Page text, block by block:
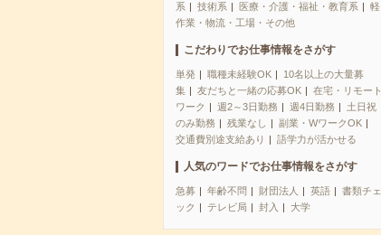
系
技術系 医療・介護・福祉・教育系
軽
作業・物流・工場・その他
こだわりでお仕事情報をさがす
単発 職種未経験OK
10名以上の大量募
集
友だちと一緒の応募OK
在宅・リモート
ワーク
週2～3日勤務 週4日勤務
土日祝
のみ勤務
残業なし
副業・WワークOK
交通費別途支給あり
語学力が活かせる
人気のワードでお仕事情報をさがす
急募 年齢不問 財団法人 英語
書類チェ
ック
テレビ局 封入 大学